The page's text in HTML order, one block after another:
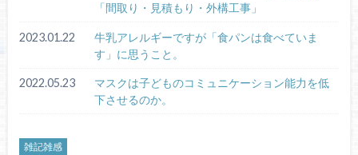
「間取り・見積もり・外構工事」
2023.01.22
牛乳アレルギーですが「食パンは食べていま
す」に思うこと。
2022.05.23
マスクは子どものコミュニケーション能力を低
下させるのか。
雑記雑感